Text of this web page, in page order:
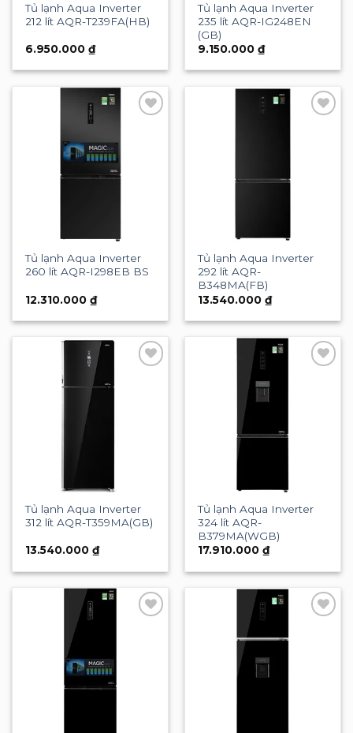
Tủ lạnh Aqua Inverter
212 lít AQR-T239FA(HB)
6.950.000₫
Tủ lạnh Aqua Inverter
235 lít AQR-IG248EN
(GB)
9.150.000₫
Tủ lạnh Aqua Inverter
260 lít AQR-I298EB BS
12.310.000₫
Tủ lạnh Aqua Inverter
292 lít AQR-
B348MA(FB)
13.540.000₫
Tủ lạnh Aqua Inverter
312 lít AQR-T359MA(GB)
13.540.000₫
Tủ lạnh Aqua Inverter
324 lít AQR-
B379MA(WGB)
17.910.000₫